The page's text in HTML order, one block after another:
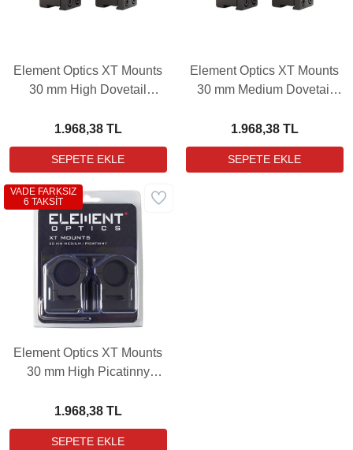
Element Optics XT Mounts
30 mm High Dovetail
1.968,38 TL
Element Optics XT Mounts
30 mm Medium Dovetail
1.968,38 TL
Element Optics XT Mounts
30 mm High Picatinny
1.968,38 TL
VADE FARKSIZ
6 TAKSİT